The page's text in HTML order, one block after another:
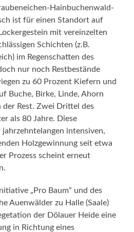
Hainbuchenwald-
ist für einen Standort auf
mit vereinzelten
Schichten (z.B.
im Regenschatten des
nur noch Restbestände
zu 60 Prozent Kiefern und
Buche, Birke, Linde, Ahorn
der Rest. Zwei Drittel des
als 80 Jahre. Diese
intensiven,
Holzgewinnung seit etwa
Prozess scheint erneut
„Pro Baum“ und des
Auenwälder zu Halle (Saale)
der Dölauer Heide eine
in Richtung eines